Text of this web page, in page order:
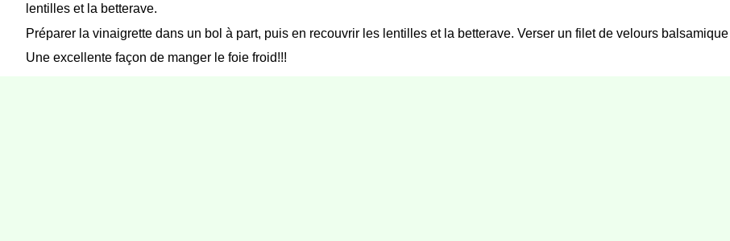
lentilles et la betterave.
Préparer la vinaigrette dans un bol à part, puis en recouvrir les lentilles et la betterave. Verser un filet de velours
Une excellente façon de manger le foie froid!!!